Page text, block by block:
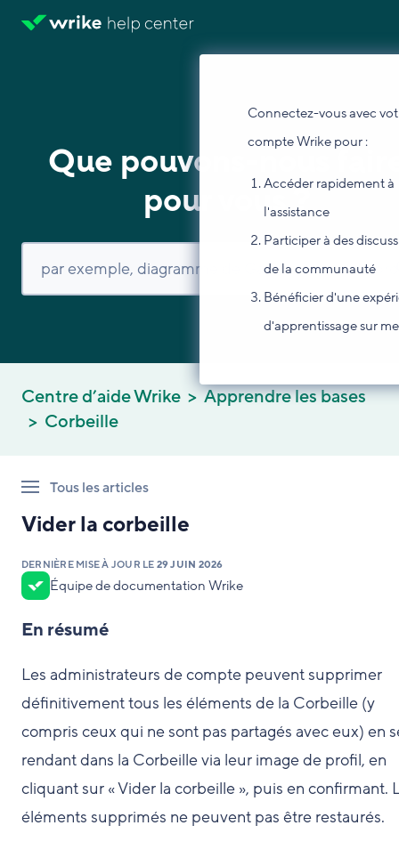
Connectez-vous avec
compte Wrike pour :
Accéder rapidement à
l'assistance
Participer à des
de la communauté
Bénéficier d'une
d'apprentissage sur
Que pouvons-nous
pour vous ?
Centre d’aide Wrike
Apprendre les bases
Corbeille
Tous les articles
Vider la corbeille
DERNIÈRE MISE À JOUR LE 29 JUIN 2026
Équipe de documentation Wrike
En résumé
Les administrateurs de compte peuvent supprimer
définitivement tous les éléments de la Corbeille (y
compris ceux qui ne sont pas partagés avec eux) en
rendant dans la Corbeille via leur image de profil, en
cliquant sur « Vider la corbeille », puis en confirmant.
éléments supprimés ne peuvent pas être restaurés.